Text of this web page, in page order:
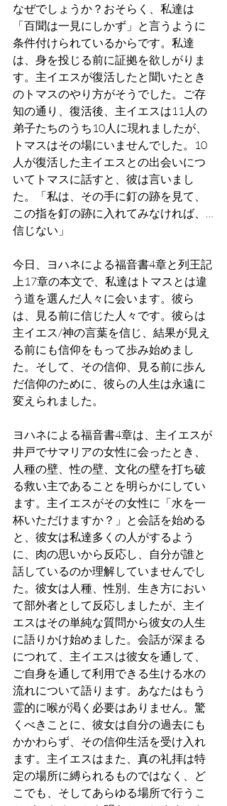
なぜでしょうか？おそらく、私達は
「百聞は一見にしかず」と言うように
条件付けられているからです。私達
は、身を投じる前に証拠を欲しがりま
す。主イエスが復活したと聞いたとき
のトマスのやり方がそうでした。ご存
知の通り、復活後、主イエスは11人の
弟子たちのうち10人に現れましたが、
トマスはその場にいませんでした。10
人が復活した主イエスとの出会いにつ
いてトマスに話すと、彼は言いまし
た。「私は、その手に釘の跡を見て、
この指を釘の跡に入れてみなければ、…
信じない」
今日、ヨハネによる福音書4章と列王記
上17章の本文で、私達はトマスとは違
う道を選んだ人々に会います。彼ら
は、見る前に信じた人々です。彼らは
主イエス/神の言葉を信じ、結果が見え
る前にも信仰をもって歩み始めまし
た。そして、その信仰、見る前に歩ん
だ信仰のために、彼らの人生は永遠に
変えられました。
ヨハネによる福音書4章は、主イエスが
井戸でサマリアの女性に会ったとき、
人種の壁、性の壁、文化の壁を打ち破
る救い主であることを明らかにしてい
ます。主イエスがその女性に「水を一
杯いただけますか？」と会話を始める
と、彼女は私達多くの人がするよう
に、肉の思いから反応し、自分が誰と
話しているのか理解していませんでし
た。彼女は人種、性別、生き方におい
て部外者として反応しましたが、主イ
エスはその単純な質問から彼女の人生
に語りかけ始めました。会話が深まる
につれて、主イエスは彼女を通して、
ご自身を通して利用できる生ける水の
流れについて語ります。あなたはもう
霊的に喉が渇く必要はありません。驚
くべきことに、彼女は自分の過去にも
かかわらず、その信仰生活を受け入れ
ます。主イエスはまた、真の礼拝は特
定の場所に縛られるものではなく、ど
こでも、そしてあらゆる場所で行うこ